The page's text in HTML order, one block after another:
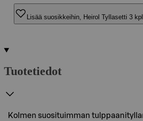
Lisää suosikkeihin, Heirol Tyllasetti 3
Tuotetiedot
Kolmen suosituimman